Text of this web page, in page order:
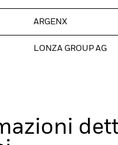
ARGENX
LONZA GROUP AG